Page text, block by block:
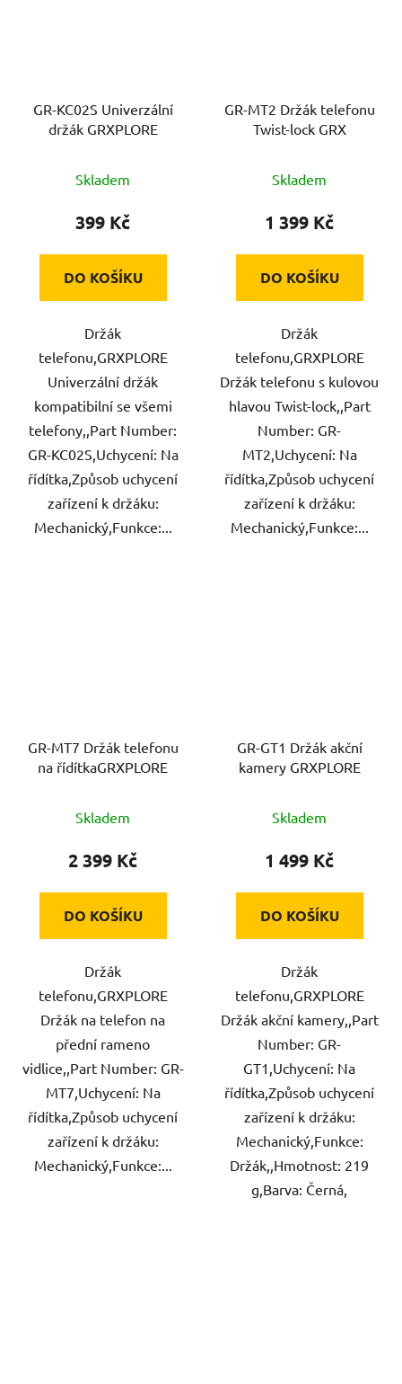
GR-KC02S Univerzální
držák GRXPLORE
Skladem
399 Kč
DO KOŠÍKU
Držák
telefonu,GRXPLORE
Univerzální držák
kompatibilní se všemi
telefony,,Part Number:
GR-KC02S,Uchycení: Na
řídítka,Způsob uchycení
zařízení k držáku:
Mechanický,Funkce:...
GR-MT2 Držák telefonu
Twist-lock GRX
Skladem
1 399 Kč
DO KOŠÍKU
Držák
telefonu,GRXPLORE
Držák telefonu s kulovou
hlavou Twist-lock,,Part
Number: GR-
MT2,Uchycení: Na
řídítka,Způsob uchycení
zařízení k držáku:
Mechanický,Funkce:...
GR-MT7 Držák telefonu
na řídítkaGRXPLORE
Skladem
2 399 Kč
DO KOŠÍKU
Držák
telefonu,GRXPLORE
Držák na telefon na
přední rameno
vidlice,,Part Number: GR-
MT7,Uchycení: Na
řídítka,Způsob uchycení
zařízení k držáku:
Mechanický,Funkce:...
GR-GT1 Držák akční
kamery GRXPLORE
Skladem
1 499 Kč
DO KOŠÍKU
Držák
telefonu,GRXPLORE
Držák akční kamery,,Part
Number: GR-
GT1,Uchycení: Na
řídítka,Způsob uchycení
zařízení k držáku:
Mechanický,Funkce:
Držák,,Hmotnost: 219
g,Barva: Černá,